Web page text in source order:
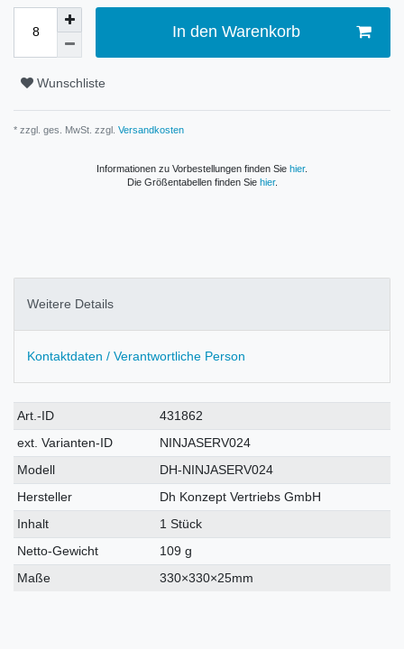
In den Warenkorb
Wunschliste
* zzgl. ges. MwSt. zzgl. Versandkosten
Informationen zu Vorbestellungen finden Sie hier.
Die Größentabellen finden Sie hier.
Weitere Details
Kontaktdaten / Verantwortliche Person
Technisches
Merkmal
Wert
Art.-ID
431862
ext. Varianten-ID
NINJASERV024
Modell
DH-NINJASERV024
Hersteller
Dh Konzept Vertriebs GmbH
Inhalt
1 Stück
Netto-Gewicht
109 g
Maße
330×330×25mm